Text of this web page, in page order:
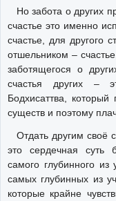
Но забота о других
счастье это именно
счастье, для другого
отшельником –
заботящегося о
счастья других –
Бодхисаттва,
существ и поэтому
Отдать другим своё
это сердечная суть
самого глубинного
самых глубинных из
которые крайне